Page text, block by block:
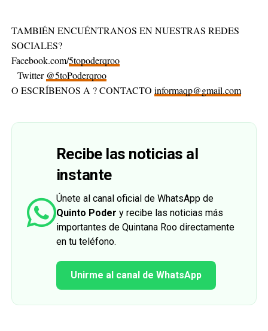
TAMBIÉN ENCUÉNTRANOS EN NUESTRAS REDES
SOCIALES?
Facebook.com/5topoderqroo
Twitter @5toPoderqroo
O ESCRÍBENOS A ? CONTACTO informaqp@gmail.com
Recibe las noticias al
instante
Únete al canal oficial de WhatsApp de
Quinto Poder y recibe las noticias más
importantes de Quintana Roo directamente
en tu teléfono.
Unirme al canal de WhatsApp